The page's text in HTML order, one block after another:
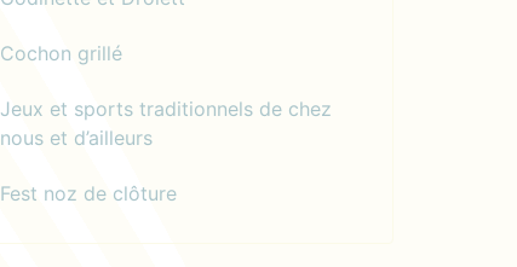
Cochon grillé
Jeux et sports traditionnels de chez
nous et d’ailleurs
Fest noz de clôture